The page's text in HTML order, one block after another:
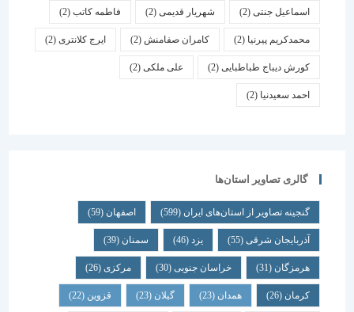
اسماعیل جنتی(2) شهریار قدیمی(2) فاطمه کاتب(2)
محمدکریم پیرنیا (2) کامران صفامنش(2) ایرج کلانتری (2)
کورش دیباج طباطبایی(2) علی ملکی(2)
احمد سعیدنیا (2)
گالری تصاویر استان‌ها
گنجینه تصاویر از استان‌های ایران(599) اصفهان (59)
آذربایجان شرقی(55) یزد سمنان (39)
هرمزگان(31) خراسان جنوبی(30) مرکزی (26)
همدان گیلان قزوین